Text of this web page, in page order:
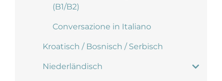
(B1/B2)
Conversazione in Italiano
Kroatisch / Bosnisch / Serbisch
Niederländisch